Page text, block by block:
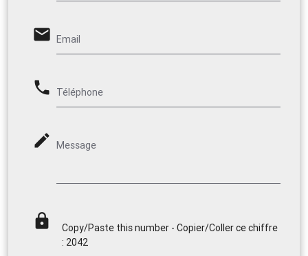
email Email
phone Téléphone
mode_edit Message
lock
Copy/Paste this number - Copier/Coller ce chiffre
: 2042